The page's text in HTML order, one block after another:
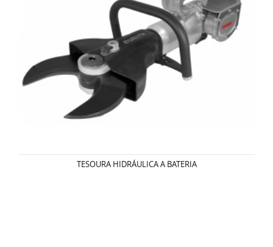
TESOURA HIDRÁULICA A BATERIA